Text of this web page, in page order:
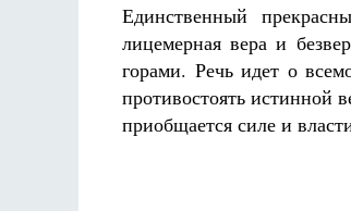
Единственный
лицемерная вера и
горами. Речь идет о
противостоять истинной
приобщается силе и